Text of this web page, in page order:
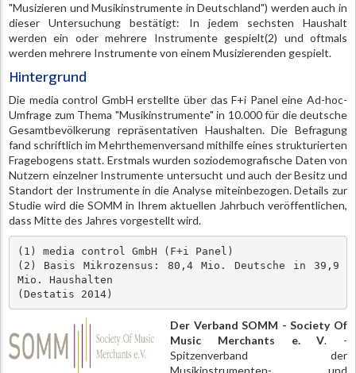
"Musizieren und Musikinstrumente in Deutschland") werden auch in
dieser Untersuchung bestätigt: In jedem sechsten Haushalt
werden ein oder mehrere Instrumente gespielt(2) und oftmals
werden mehrere Instrumente von einem Musizierenden gespielt.
Hintergrund
Die media control GmbH erstellte über das F+i Panel eine Ad-hoc-
Umfrage zum Thema "Musikinstrumente" in 10.000 für die deutsche
Gesamtbevölkerung repräsentativen Haushalten. Die Befragung
fand schriftlich im Mehrthemenversand mithilfe eines strukturierten
Fragebogens statt. Erstmals wurden soziodemografische Daten von
Nutzern einzelner Instrumente untersucht und auch der Besitz und
Standort der Instrumente in die Analyse miteinbezogen. Details zur
Studie wird die SOMM in Ihrem aktuellen Jahrbuch veröffentlichen,
dass Mitte des Jahres vorgestellt wird.
(1) media control GmbH (F+i Panel)
(2) Basis Mikrozensus: 80,4 Mio. Deutsche in 39,9
Mio. Haushalten
(Destatis 2014)
Der Verband SOMM - Society Of
Music Merchants e. V. -
Spitzenverband der
Musikinstrumenten- und